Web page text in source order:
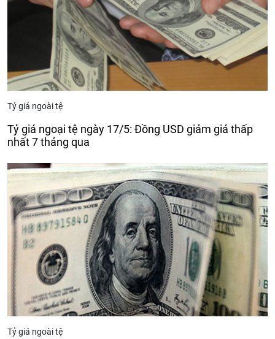
Tỷ giá ngoài tệ
Tỷ giá ngoại tệ ngày 17/5: Đồng USD giảm giá thấp
nhất 7 tháng qua
Tỷ giá ngoài tệ